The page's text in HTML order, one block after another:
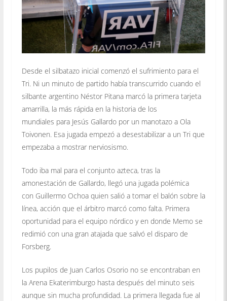
Desde el silbatazo inicial comenzó el sufrimiento para el
Tri. Ni un minuto de partido había transcurrido cuando el
silbante argentino Néstor Pitana marcó la primera tarjeta
amarrilla, la más rápida en la historia de los
mundiales para Jesús Gallardo por un manotazo a Ola
Toivonen. Esa jugada empezó a desestabilizar a un Tri que
empezaba a mostrar nerviosismo.
Todo iba mal para el conjunto azteca, tras la
amonestación de Gallardo, llegó una jugada polémica
con Guillermo Ochoa quien salió a tomar el balón sobre la
línea, acción que el árbitro marcó como falta. Primera
oportunidad para el equipo nórdico y en donde Memo se
redimió con una gran atajada que salvó el disparo de
Forsberg.
Los pupilos de Juan Carlos Osorio no se encontraban en
la Arena Ekaterimburgo hasta después del minuto seis
aunque sin mucha profundidad. La primera llegada fue al